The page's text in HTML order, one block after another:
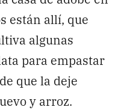
están allí, que
algunas
para empastar
que la deje
y arroz.